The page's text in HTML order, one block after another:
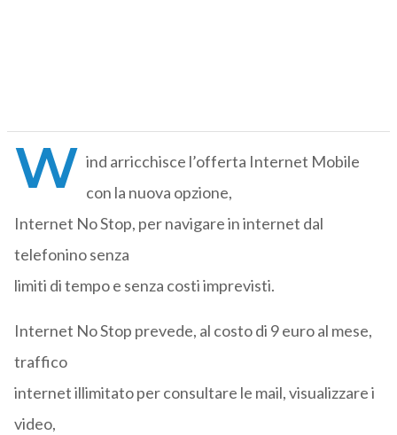
W ind arricchisce l’offerta Internet Mobile
con la nuova opzione,
Internet No Stop, per navigare in internet dal
telefonino senza
limiti di tempo e senza costi imprevisti.
Internet No Stop prevede, al costo di 9 euro al mese,
traffico
internet illimitato per consultare le mail, visualizzare i
video,